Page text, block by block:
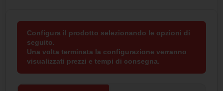
Configura il prodotto selezionando le opzioni di
seguito.
Una volta terminata la configurazione verranno
visualizzati prezzi e tempi di consegna.